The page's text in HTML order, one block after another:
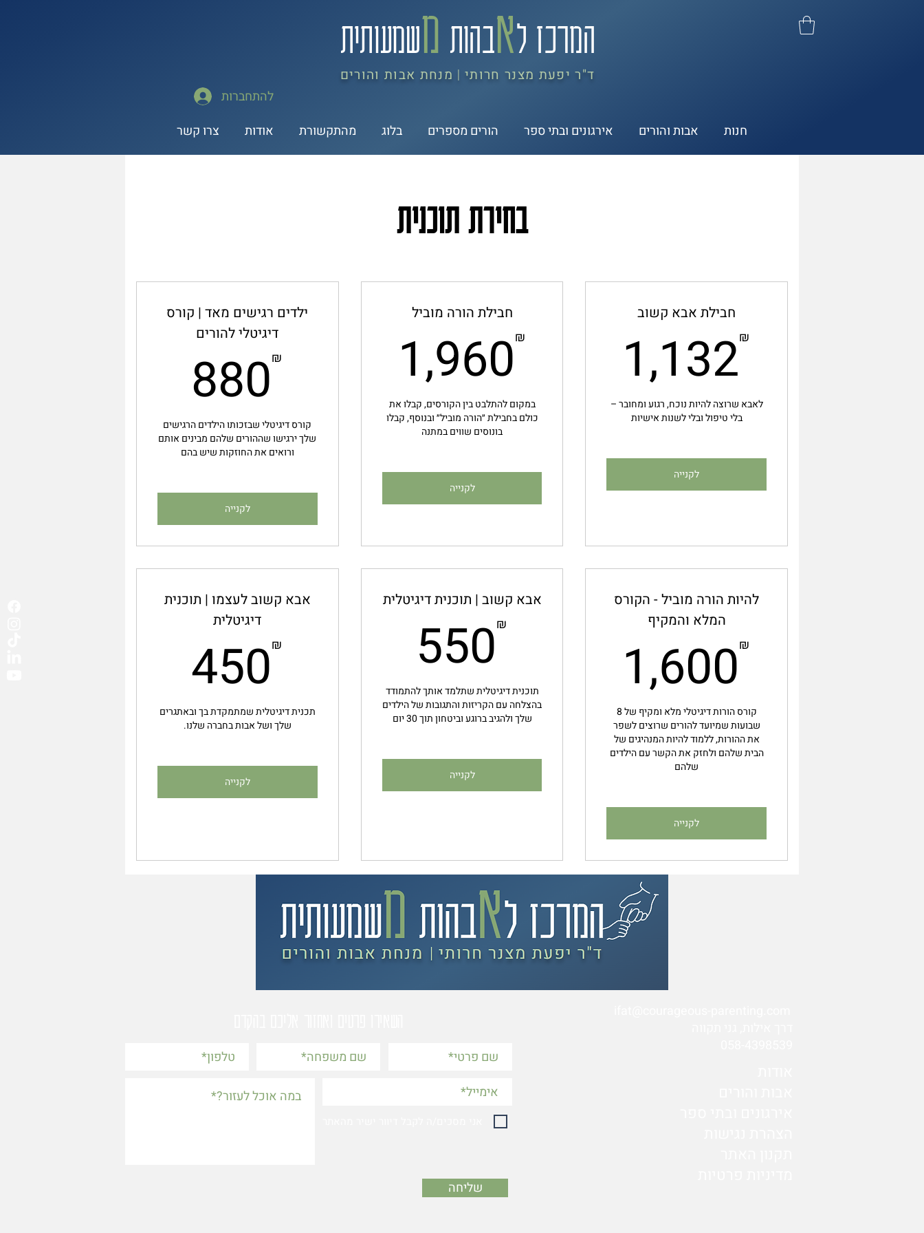
המרכז לאבהות משמעותית
ד"ר יפעת מצנר חרותי מנחת אבות והורים
חנות אבות והורים אירגונים ובתי ספר הורים מספרים בלוג מהתקשורת אודות צרו קשר
להתחברות
בחירת תוכנית
חבילת אבא קשוב
₪
1,132
1,132₪
לאבא שרוצה להיות נוכח, רגוע ומחובר –
בלי טיפול ובלי לשנות אישיות
לקנייה
חבילת הורה מוביל
₪
1,960
1,960₪
במקום להתלבט בין הקורסים, קבלו את
כולם בחבילת ״הורה מוביל״ ובנוסף, קבלו
בונוסים שווים במתנה
לקנייה
ילדים רגישים מאד | קורס
דיגיטלי להורים
₪
880
קורס דיגיטלי שבזכותו הילדים הרגישים
שלך ירגישו שההורים שלהם מבינים אותם
ורואים את החוזקות שיש בהם
לקנייה
להיות הורה מוביל - הקורס
המלא והמקיף
₪
1,600
1,600₪
קורס הורות דיגיטלי מלא ומקיף של 8
שבועות שמיועד להורים שרוצים לשפר
את ההורות, ללמוד להיות המנהיגים של
הבית שלהם ולחזק את הקשר עם הילדים
שלהם
לקנייה
אבא קשוב | תוכנית דיגיטלית
₪
550
תוכנית דיגיטלית שתלמד אותך להתמודד
בהצלחה עם הקריזות והתגובות של הילדים
שלך ולהגיב ברוגע וביטחון תוך 30 יום
לקנייה
אבא קשוב לעצמו | תוכנית
דיגיטלית
₪
450
תכנית דיגיטלית שמתמקדת בך ובאתגרים
שלך ושל אבות בחברה שלנו.
לקנייה
שליחה